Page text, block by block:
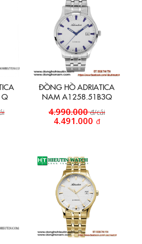
ĐỒNG HỒ ADRIATICA
NAM A1258.51B3Q
4.990.000đ/cái
4.491.000 đ